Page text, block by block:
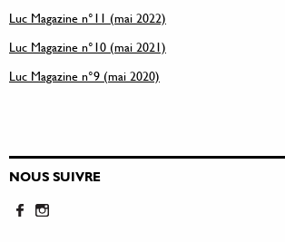
Luc Magazine n°11 (mai 2022)
Luc Magazine n°10 (mai 2021)
Luc Magazine n°9 (mai 2020)
NOUS SUIVRE